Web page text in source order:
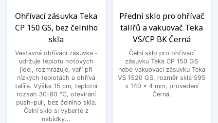
Ohřívací zásuvka Teka
CP 150 GS, bez čelního
skla
Vestavná ohřívací zásuvka -
udržuje teplotu hotových
jídel, rozmrazuje, vaří při
nízkých teplotách a ohřívá
talíře. Výška 15 cm, teplotní
rozsah 30-80 °C, otevírání
push-pull, bez čelního skla.
Čelní sklo si vyberte z
nabídky...
Přední sklo pro ohřívač
talířů a vakuovač Teka
VS/CP BK Černá
Čelní sklo pro ohřívací
zásuvku Teka CP 150 GS
nebo vakuovací zásuvku Teka
VS 1520 GS, rozměr skla 595
x 140 x 4 mm, provedení
Černá.